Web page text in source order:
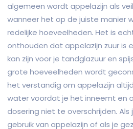
algemeen wordt appelazijn als
wanneer het op de juiste manier
redelijke hoeveelheden. Het is
onthouden dat appelazijn zuur is
kan zijn voor je tandglazuur en
grote hoeveelheden wordt
het verstandig om appelazijn
water voordat je het inneemt en
dosering niet te overschrijden.
gebruik van appelazijn of als je